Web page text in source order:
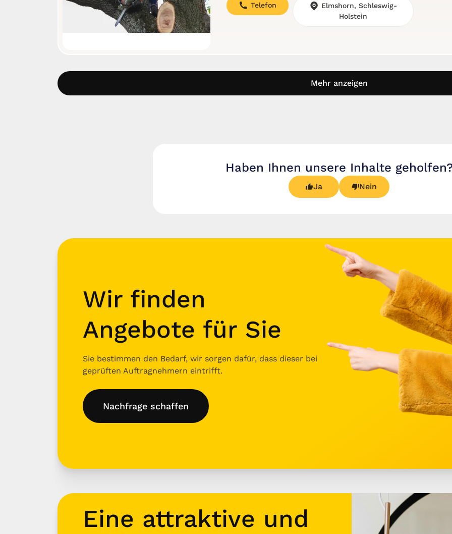
Telefon
Elmshorn, Schleswig-
Holstein
Mehr anzeigen
Haben Ihnen unsere Inhalte
Ja Nein
Wir finden
Angebote für Sie
Sie bestimmen den Bedarf, wir sorgen dafür, dass dieser bei
geprüften Auftragnehmern eintrifft.
Nachfrage schaffen
Eine attraktive und